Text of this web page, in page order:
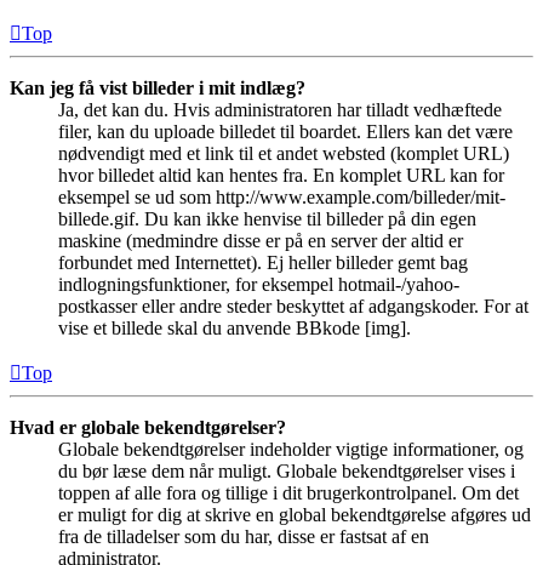
Top
Kan jeg få vist billeder i mit indlæg?
Ja, det kan du. Hvis administratoren har tilladt vedhæftede
filer, kan du uploade billedet til boardet. Ellers kan det være
nødvendigt med et link til et andet websted (komplet URL)
hvor billedet altid kan hentes fra. En komplet URL kan for
eksempel se ud som http://www.example.com/billeder/mit-
billede.gif. Du kan ikke henvise til billeder på din egen
maskine (medmindre disse er på en server der altid er
forbundet med Internettet). Ej heller billeder gemt bag
indlogningsfunktioner, for eksempel hotmail-/yahoo-
postkasser eller andre steder beskyttet af adgangskoder. For at
vise et billede skal du anvende BBkode [img].
Top
Hvad er globale bekendtgørelser?
Globale bekendtgørelser indeholder vigtige informationer, og
du bør læse dem når muligt. Globale bekendtgørelser vises i
toppen af alle fora og tillige i dit brugerkontrolpanel. Om det
er muligt for dig at skrive en global bekendtgørelse afgøres ud
fra de tilladelser som du har, disse er fastsat af en
administrator.